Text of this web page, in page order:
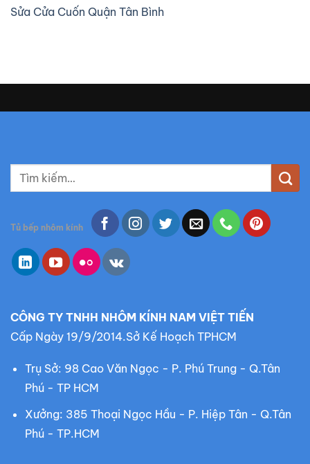
Sửa Cửa Cuốn Quận Tân Bình
ì
k
ế
m
Tủ bếp nhôm kính
CÔNG TY TNHH NHÔM KÍNH NAM VIỆT TIẾN
Cấp Ngày 19/9/2014.Sở Kế Hoạch TPHCM
Trụ Sở: 98 Cao Văn Ngọc - P. Phú Trung - Q.Tân
Phú - TP HCM
Xưởng: 385 Thoại Ngọc Hầu - P. Hiệp Tân - Q.Tân
Phú - TP.HCM